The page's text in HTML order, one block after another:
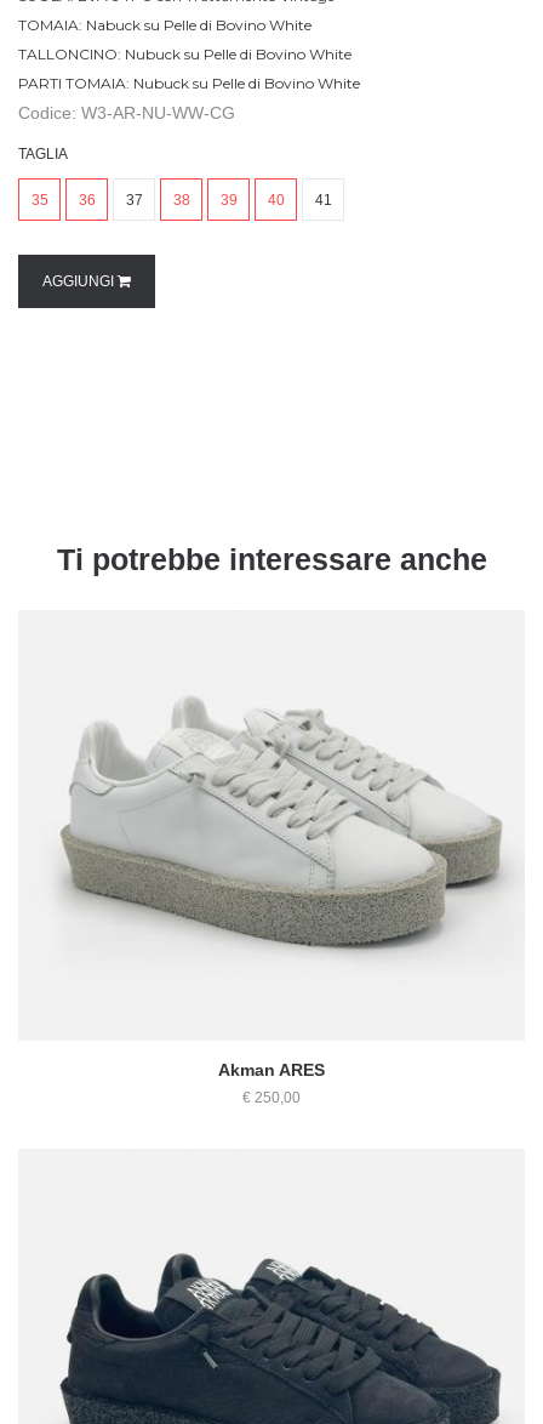
TOMAIA: Nabuck su Pelle di Bovino White
TALLONCINO: Nubuck su Pelle di Bovino White
PARTI TOMAIA: Nubuck su Pelle di Bovino White
Codice: W3-AR-NU-WW-CG
TAGLIA
35 36 37 38 39 40 41
AGGIUNGI
Ti potrebbe interessare anche
Akman ARES
€ 250,00